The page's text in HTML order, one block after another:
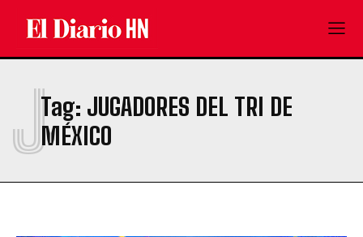
Tag: JUGADORES DEL TRI DE
MÉXICO
J